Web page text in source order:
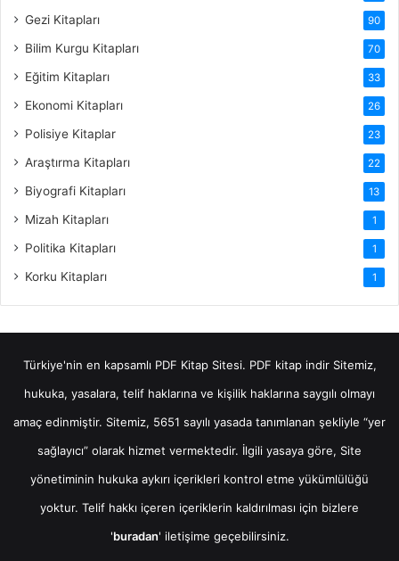
Gezi Kitapları 90
Bilim Kurgu Kitapları 70
Eğitim Kitapları 33
Ekonomi Kitapları 26
Polisiye Kitaplar 23
Araştırma Kitapları 22
Biyografi Kitapları 13
Mizah Kitapları 1
Politika Kitapları 1
Korku Kitapları 1
Türkiye'nin en kapsamlı PDF Kitap Sitesi. PDF kitap indirSitemiz,
hukuka, yasalara, telif haklarına ve kişilik haklarına saygılı olmayı
amaç edinmiştir. Sitemiz, 5651 sayılı yasada tanımlanan şekliyle “yer
sağlayıcı” olarak hizmet vermektedir. İlgili yasaya göre, Site
yönetiminin hukuka aykırı içerikleri kontrol etme yükümlülüğü
yoktur. Telif hakkı içeren içeriklerin kaldırılması için bizlere
'buradan' iletişime geçebilirsiniz.